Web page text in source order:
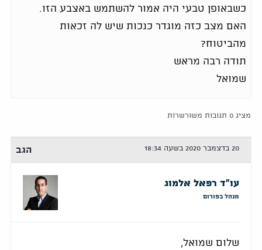
כשבאופן טבעי היה אמור להשתמש באצבע הזו.
האם מצב כזה מוגדר כנכות שיש לה זכאות
מהביטוח?
תודה רבה מראש
שמואל
מציג 0 תגובות משורשרות
20 בדצמבר 2020 בשעה 18:34 הגב
עו"ד רפאל אלמוג
מנהל בפורום
שלום שמואל,